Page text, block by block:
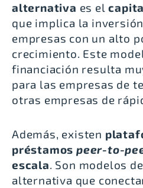
alternativa es el
que implica la
empresas con un alto
crecimiento. Este
financiación resulta
para las empresas de
otras empresas de
Además, existen
préstamospeer-to-
escala. Son modelos
alternativa que